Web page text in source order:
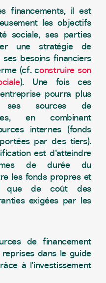
financements, il est
les objectifs
sociale, ses parties
une stratégie de
besoins financiers
(cf. construire son
). Une fois ces
pourra plus
ses sources de
en combinant
internes (fonds
par des tiers).
est d’atteindre
de durée du
les fonds propres et
que de coût des
exigées par les
de financement
dans le guide
à l’investissement